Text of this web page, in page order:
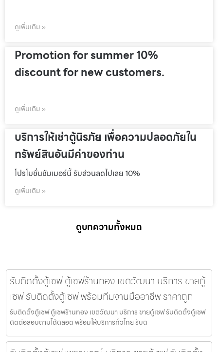
ดูเพิ่มเติม »
Promotion for summer 10%
discount for new customers.
ดูเพิ่มเติม »
บริการให้เช่าตู้นิรภัย เพื่อความปลอดภัยใน
ทรัพย์สินอันมีค่าของท่าน
โปรโมชั่นชัมเมอร์นี้ รับส่วนลดไปเลย 10%
ดูเพิ่มเติม »
ดูบทความทั้งหมด
รับติดตั้งตู้เซฟ ตู้เซฟร้านทอง เขตวัฒนา บริการ ขายตู้
เซฟ รับติดตั้งตู้เซฟ พร้อมทีมงานมืออาชีพ ราคาถูก
รับติดตั้งตู้เซฟ ตู้เซฟร้านทอง เขตวัฒนา บริการ ขายตู้เซฟ รับติดตั้งตู้เซฟ
ติดต่อสอบถามได้ตลอด พร้อมให้บริการทั่วไทย รับต